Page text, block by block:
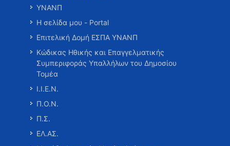
ΥΝΑΝΠ
Η σελίδα μου - Portal
Επιτελική Δομή ΕΣΠΑ ΥΝΑΝΠ
Κώδικας Ηθικής και Επαγγελματικής
Συμπεριφοράς Υπαλλήλων του Δημοσίου
Τομέα
Ι.Ι.Ε.Ν.
Π.Ο.Ν.
Π.Σ.
ΕΛ.ΑΣ.